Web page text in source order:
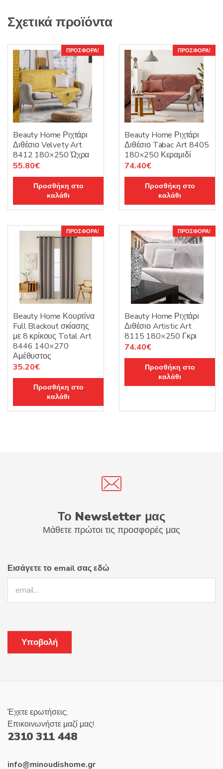
Σχετικά προϊόντα
ΠΡΟΣΦΟΡΆ!
Beauty Home Ριχτάρι
Διθέσιο Velvety Art
8412 180×250 Ώχρα
Original
price
55.80€Η
τρέχουσα
τιμή
είναι:
55.80€.
Προσθήκη στο
καλάθι
ΠΡΟΣΦΟΡΆ!
Beauty Home Ριχτάρι
Διθέσιο Tabac Art 8405
180×250 Κεραμιδί
Original
price
74.40€Η
τρέχουσα
τιμή
είναι:
74.40€.
Προσθήκη στο
καλάθι
ΠΡΟΣΦΟΡΆ!
Beauty Home Κουρτίνα
Full Blackout σκίασης
με 8 κρίκους Total Art
8446 140×270
Αμέθυστος
Original
price
35.20€Η
τρέχουσα
τιμή
είναι:
35.20€.
Προσθήκη στο
καλάθι
ΠΡΟΣΦΟΡΆ!
Beauty Home Ριχτάρι
Διθέσιο Artistic Art
8115 180×250 Γκρι
Original
price
74.40€Η
τρέχουσα
τιμή
είναι:
Προσθήκη στο
καλάθι
Το Newsletter μας
Μάθετε πρώτοι τις προσφορές μας
Εισάγετε το email σας εδώ
Έχετε ερωτήσεις;
Επικοινωνήστε μαζί μας!
2310 311 448
info@minoudishome.gr